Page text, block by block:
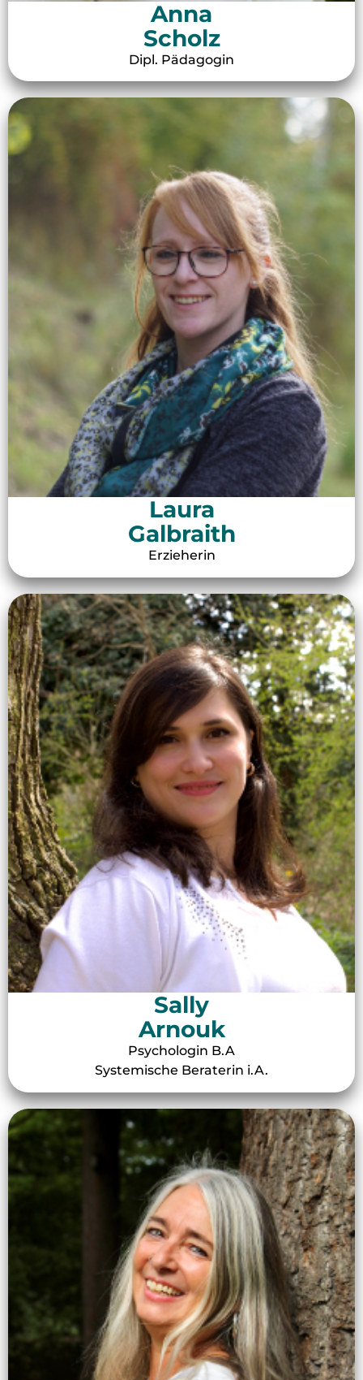
Anna
Scholz
Dipl. Pädagogin
Laura
Galbraith
Erzieherin
Sally
Arnouk
Psychologin B.A
Systemische Beraterin i.A.